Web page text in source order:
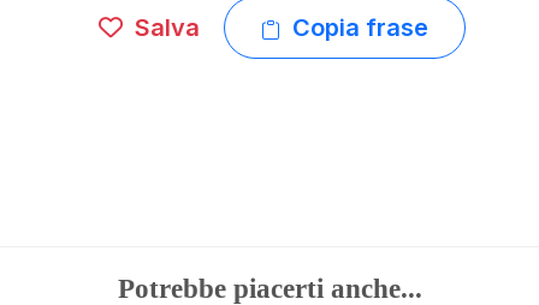
Salva Copia frase
Potrebbe piacerti anche...